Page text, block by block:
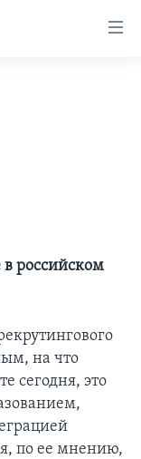
российском
на что
сегодня, это
по ее мнению,